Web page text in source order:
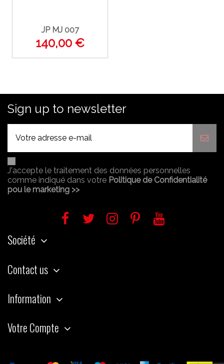
JP MJ 007
140,00 €
Sign up to newsletter
J'accepte le traitement des données personnelles
comme indiqué dans votre Politique de Confidentialité
pou le marketing >>
Société
Contact us
Information
Votre Compte